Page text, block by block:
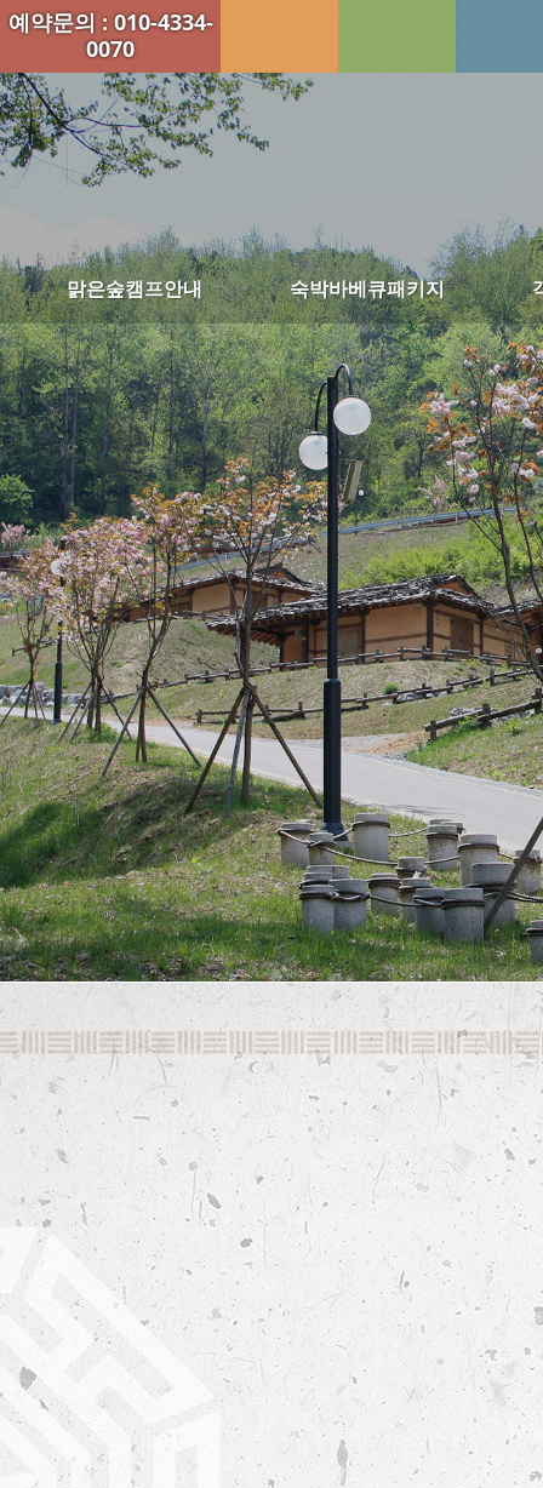
예약문의 : 010-4334-
0070
맑은숲캠프안내
맑은숲캠프소개
시설배치도
외부사진
부대시설사진
개울가사진
오시는길
관광&레져
공지사항
숙박바베큐패키지
1박2일 맑은힐링 패키지 (4식)
1박2일 숙박바베큐패키지 (2식)
1박2일 (스페셜) 숙박바베큐패키지 (2식)
1박2일 삼시세끼 패키지 (3식)
2박3일 숙박바베큐패키지 (5식)
당일야유회/패키지
바베큐사진
패키지 예약현황보기